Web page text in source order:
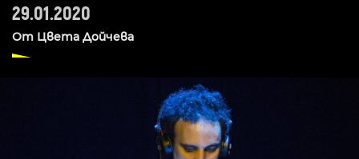
29.01.2020
От Цвета Дойчева